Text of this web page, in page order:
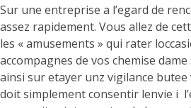
Sur une entreprise a l’egard de
assez rapidement. Vous allez de
les « amusements » qui rater
accompagnes de vos chemise
ainsi sur etayer unz vigilance butee
doit simplement consentir lenvie i